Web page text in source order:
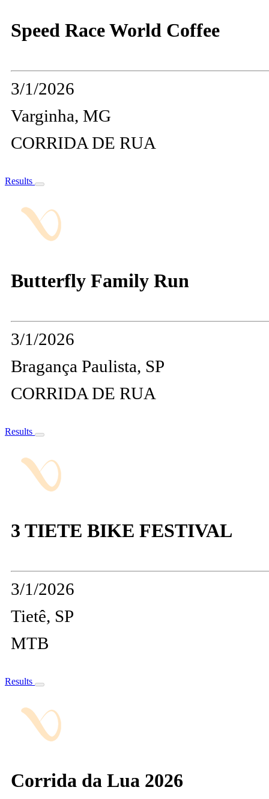
Speed Race World Coffee
3/1/2026
Varginha, MG
CORRIDA DE RUA
Results
Butterfly Family Run
3/1/2026
Bragança Paulista, SP
CORRIDA DE RUA
Results
3 TIETE BIKE FESTIVAL
3/1/2026
Tietê, SP
MTB
Results
Corrida da Lua 2026